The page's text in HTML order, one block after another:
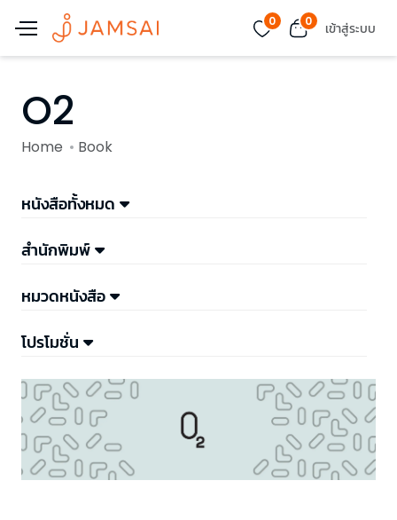
0 0 เข้าสู่ระบบ
O2
Home Book
หนังสือทั้งหมด
สำนักพิมพ์
หมวดหนังสือ
โปรโมชั่น